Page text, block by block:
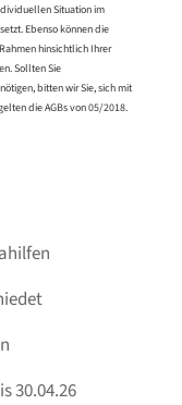
Situation im
Ebenso können die
hinsichtlich Ihrer
Sollten Sie
bitten wir Sie, sich mit
die AGBs von 05/2018.
30.04.26